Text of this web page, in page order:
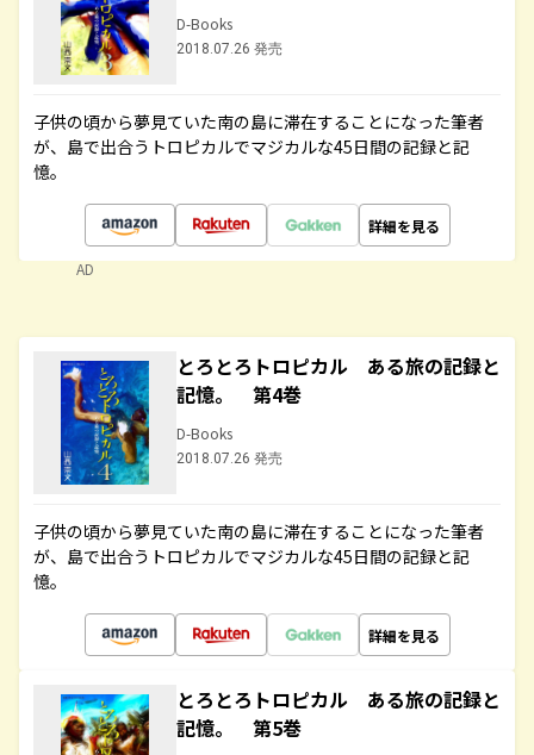
D-Books
2018.07.26 発売
子供の頃から夢見ていた南の島に滞在することになった筆者
が、島で出合うトロピカルでマジカルな45日間の記録と記
憶。
詳細を見る
AD
とろとろトロピカル ある旅の記録と
記憶。 第4巻
D-Books
2018.07.26 発売
子供の頃から夢見ていた南の島に滞在することになった筆者
が、島で出合うトロピカルでマジカルな45日間の記録と記
憶。
詳細を見る
とろとろトロピカル ある旅の記録と
記憶。 第5巻